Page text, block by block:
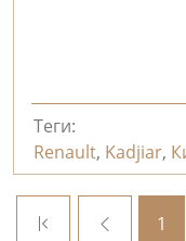
Теги:
Renault, Kadjiar,
1